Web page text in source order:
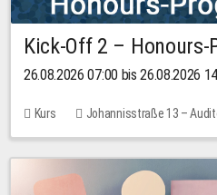
Kick-Off 2 – Honours-
26.08.2026 07:00 bis 26.08.2026
Kurs
Johannisstraße 13 –
Keine freien Plätze